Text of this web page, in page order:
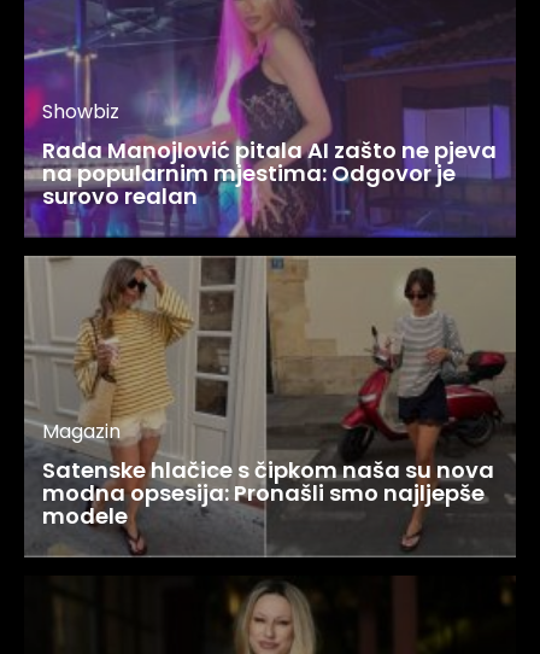
Showbiz
Rada Manojlović pitala AI zašto ne pjeva
na popularnim mjestima: Odgovor je
surovo realan
Magazin
Satenske hlačice s čipkom naša su nova
modna opsesija: Pronašli smo najljepše
modele